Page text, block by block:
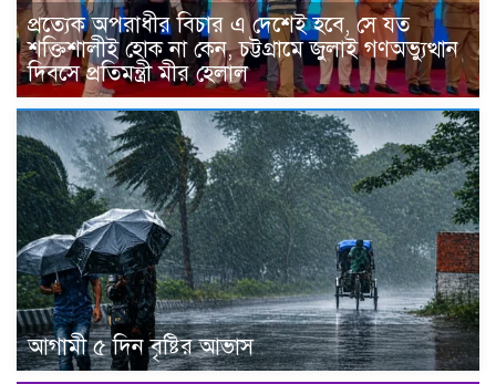
প্রত্যেক অপরাধীর বিচার এ দেশেই হবে, সে যত
শক্তিশালীই হোক না কেন, চট্টগ্রামে জুলাই গণঅভ্যুত্থান
দিবসে প্রতিমন্ত্রী মীর হেলাল
আগামী ৫ দিন বৃষ্টির আভাস